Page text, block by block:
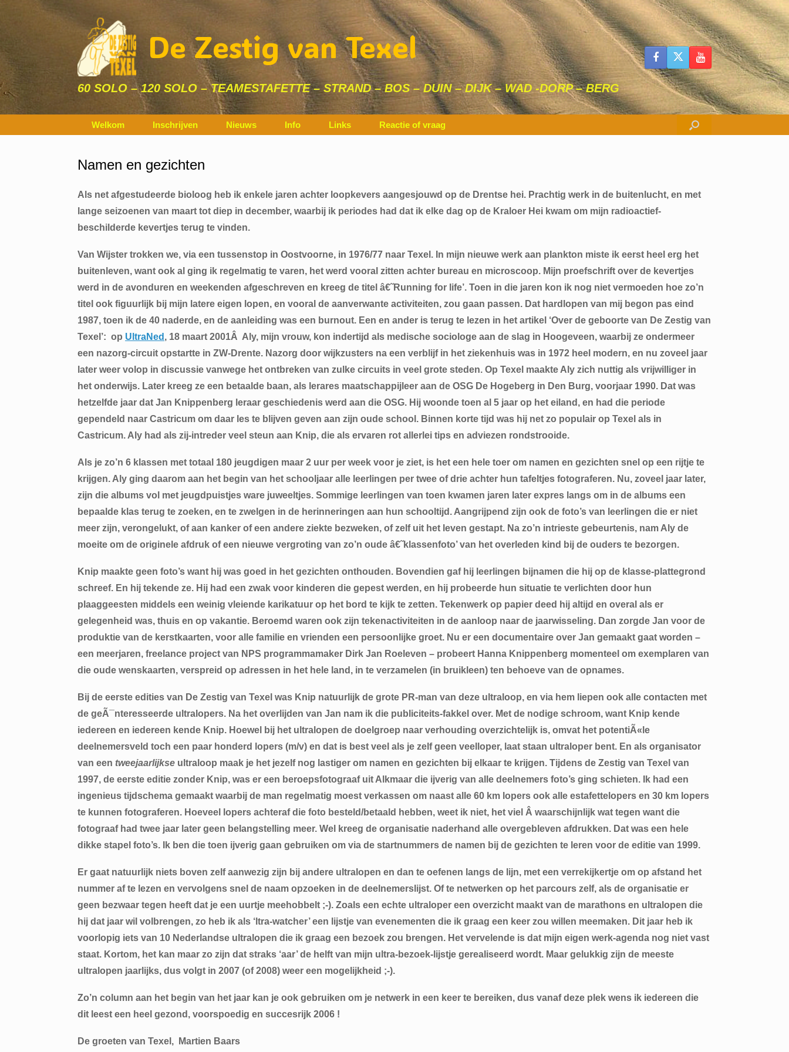
inhoud
De Zestig van Texel
60 SOLO – 120 SOLO – TEAMESTAFETTE – STRAND – BOS – DUIN – DIJK – WAD -DORP – BERG
Welkom Inschrijven Nieuws Info Links Reactie of vraag
Namen en gezichten
Als net afgestudeerde bioloog heb ik enkele jaren achter loopkevers aangesjouwd op de Drentse hei. Prachtig werk in de buitenlucht, en met
lange seizoenen van maart tot diep in december, waarbij ik periodes had dat ik elke dag op de Kraloer Hei kwam om mijn radioactief-
beschilderde kevertjes terug te vinden.
Van Wijster trokken we, via een tussenstop in Oostvoorne, in 1976/77 naar Texel. In mijn nieuwe werk aan plankton miste ik eerst heel erg het
buitenleven, want ook al ging ik regelmatig te varen, het werd vooral zitten achter bureau en microscoop. Mijn proefschrift over de kevertjes
werd in de avonduren en weekenden afgeschreven en kreeg de titel â€˜Running for life’. Toen in die jaren kon ik nog niet vermoeden hoe zo’n
titel ook figuurlijk bij mijn latere eigen lopen, en vooral de aanverwante activiteiten, zou gaan passen. Dat hardlopen van mij begon pas eind
1987, toen ik de 40 naderde, en de aanleiding was een burnout. Een en ander is terug te lezen in het artikel ‘Over de geboorte van De Zestig van
Texel’: op UltraNed , 18 maart 2001Â Aly, mijn vrouw, kon indertijd als medische sociologe aan de slag in Hoogeveen, waarbij ze ondermeer
een nazorg-circuit opstartte in ZW-Drente. Nazorg door wijkzusters na een verblijf in het ziekenhuis was in 1972 heel modern, en nu zoveel jaar
later weer volop in discussie vanwege het ontbreken van zulke circuits in veel grote steden. Op Texel maakte Aly zich nuttig als vrijwilliger in
het onderwijs. Later kreeg ze een betaalde baan, als lerares maatschappijleer aan de OSG De Hogeberg in Den Burg, voorjaar 1990. Dat was
hetzelfde jaar dat Jan Knippenberg leraar geschiedenis werd aan die OSG. Hij woonde toen al 5 jaar op het eiland, en had die periode
gependeld naar Castricum om daar les te blijven geven aan zijn oude school. Binnen korte tijd was hij net zo populair op Texel als in
Castricum. Aly had als zij-intreder veel steun aan Knip, die als ervaren rot allerlei tips en adviezen rondstrooide.
Als je zo’n 6 klassen met totaal 180 jeugdigen maar 2 uur per week voor je ziet, is het een hele toer om namen en gezichten snel op een rijtje te
krijgen. Aly ging daarom aan het begin van het schooljaar alle leerlingen per twee of drie achter hun tafeltjes fotograferen. Nu, zoveel jaar later,
zijn die albums vol met jeugdpuistjes ware juweeltjes. Sommige leerlingen van toen kwamen jaren later expres langs om in de albums een
bepaalde klas terug te zoeken, en te zwelgen in de herinneringen aan hun schooltijd. Aangrijpend zijn ook de foto’s van leerlingen die er niet
meer zijn, verongelukt, of aan kanker of een andere ziekte bezweken, of zelf uit het leven gestapt. Na zo’n intrieste gebeurtenis, nam Aly de
moeite om de originele afdruk of een nieuwe vergroting van zo’n oude â€˜klassenfoto’ van het overleden kind bij de ouders te bezorgen.
Knip maakte geen foto’s want hij was goed in het gezichten onthouden. Bovendien gaf hij leerlingen bijnamen die hij op de klasse-plattegrond
schreef. En hij tekende ze. Hij had een zwak voor kinderen die gepest werden, en hij probeerde hun situatie te verlichten door hun
plaaggeesten middels een weinig vleiende karikatuur op het bord te kijk te zetten. Tekenwerk op papier deed hij altijd en overal als er
gelegenheid was, thuis en op vakantie. Beroemd waren ook zijn tekenactiviteiten in de aanloop naar de jaarwisseling. Dan zorgde Jan voor de
produktie van de kerstkaarten, voor alle familie en vrienden een persoonlijke groet. Nu er een documentaire over Jan gemaakt gaat worden –
een meerjaren, freelance project van NPS programmamaker Dirk Jan Roeleven – probeert Hanna Knippenberg momenteel om exemplaren van
die oude wenskaarten, verspreid op adressen in het hele land, in te verzamelen (in bruikleen) ten behoeve van de opnames.
Bij de eerste edities van De Zestig van Texel was Knip natuurlijk de grote PR-man van deze ultraloop, en via hem liepen ook alle contacten met
de geÃ¯nteresseerde ultralopers. Na het overlijden van Jan nam ik die publiciteits-fakkel over. Met de nodige schroom, want Knip kende
iedereen en iedereen kende Knip. Hoewel bij het ultralopen de doelgroep naar verhouding overzichtelijk is, omvat het potentiÃ«le
deelnemersveld toch een paar honderd lopers (m/v) en dat is best veel als je zelf geen veelloper, laat staan ultraloper bent. En als organisator
van een tweejaarlijkse ultraloop maak je het jezelf nog lastiger om namen en gezichten bij elkaar te krijgen. Tijdens de Zestig van Texel van
1997, de eerste editie zonder Knip, was er een beroepsfotograaf uit Alkmaar die ijverig van alle deelnemers foto’s ging schieten. Ik had een
ingenieus tijdschema gemaakt waarbij de man regelmatig moest verkassen om naast alle 60 km lopers ook alle estafettelopers en 30 km lopers
te kunnen fotograferen. Hoeveel lopers achteraf die foto besteld/betaald hebben, weet ik niet, het viel Â waarschijnlijk wat tegen want die
fotograaf had twee jaar later geen belangstelling meer. Wel kreeg de organisatie naderhand alle overgebleven afdrukken. Dat was een hele
dikke stapel foto’s. Ik ben die toen ijverig gaan gebruiken om via de startnummers de namen bij de gezichten te leren voor de editie van 1999.
Er gaat natuurlijk niets boven zelf aanwezig zijn bij andere ultralopen en dan te oefenen langs de lijn, met een verrekijkertje om op afstand het
nummer af te lezen en vervolgens snel de naam opzoeken in de deelnemerslijst. Of te netwerken op het parcours zelf, als de organisatie er
geen bezwaar tegen heeft dat je een uurtje meehobbelt ;-). Zoals een echte ultraloper een overzicht maakt van de marathons en ultralopen die
hij dat jaar wil volbrengen, zo heb ik als ‘ltra-watcher’ een lijstje van evenementen die ik graag een keer zou willen meemaken. Dit jaar heb ik
voorlopig iets van 10 Nederlandse ultralopen die ik graag een bezoek zou brengen. Het vervelende is dat mijn eigen werk-agenda nog niet vast
staat. Kortom, het kan maar zo zijn dat straks ‘aar’ de helft van mijn ultra-bezoek-lijstje gerealiseerd wordt. Maar gelukkig zijn de meeste
ultralopen jaarlijks, dus volgt in 2007 (of 2008) weer een mogelijkheid ;-).
Zo’n column aan het begin van het jaar kan je ook gebruiken om je netwerk in een keer te bereiken, dus vanaf deze plek wens ik iedereen die
dit leest een heel gezond, voorspoedig en succesrijk 2006 !
De groeten van Texel, Martien Baars